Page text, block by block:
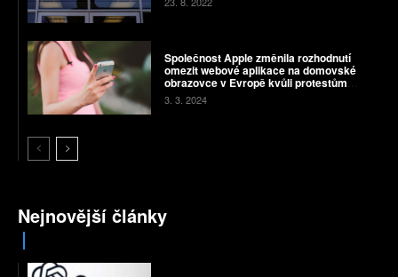
Společnost Apple změnila rozhodnutí
omezit webové aplikace na domovské
obrazovce v Evropě kvůli protestům
vývojářů
3. 3. 2024
Nejnovější články